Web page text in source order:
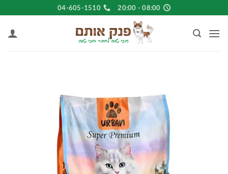
to
content
08:00 - 20:00
04-605-1510